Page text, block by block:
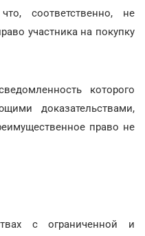
соответственно, не
участника на покупку
которого
доказательствами,
право не
с ограниченной и